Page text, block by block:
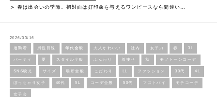
春は出会いの季節。初対面は好印象を与えるワンピースなら間違い…
2026/03/16
通勤着 男性目線 年代全般 大人かわいい 社内 女子力 春 3L
パーティ 夏 スタイル全般 ふんわり 着痩せ 秋 モノトーンコーデ
SNS映え サイズ 場所全般 こだわり LL ファッション 30代 4L
ぽっちゃり女子 40代 5L コーデ全般 50代 マストバイ モテコーデ
女子会